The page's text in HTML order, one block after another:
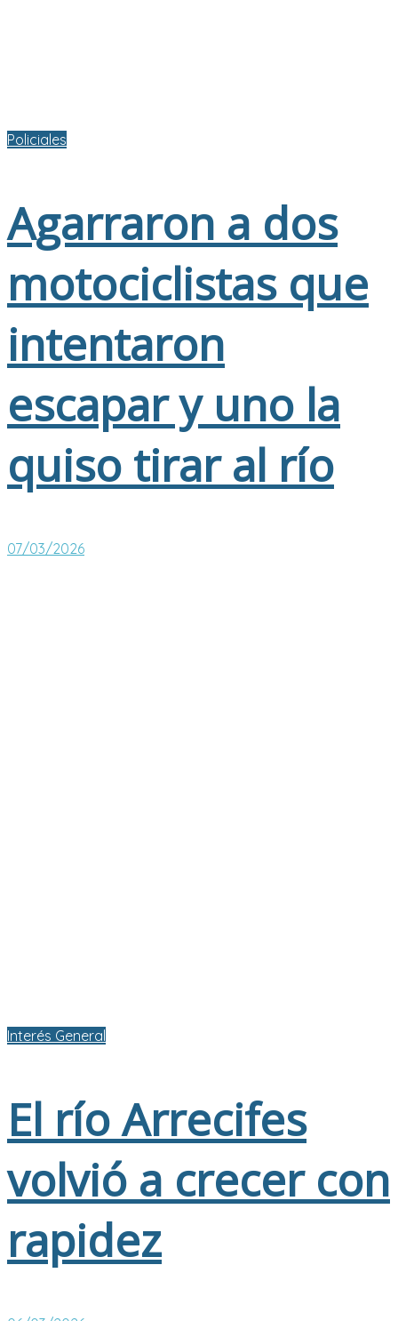
Policiales
Agarraron a dos
motociclistas que
intentaron
escapar y uno la
quiso tirar al río
07/03/2026
Interés General
El río Arrecifes
volvió a crecer con
rapidez